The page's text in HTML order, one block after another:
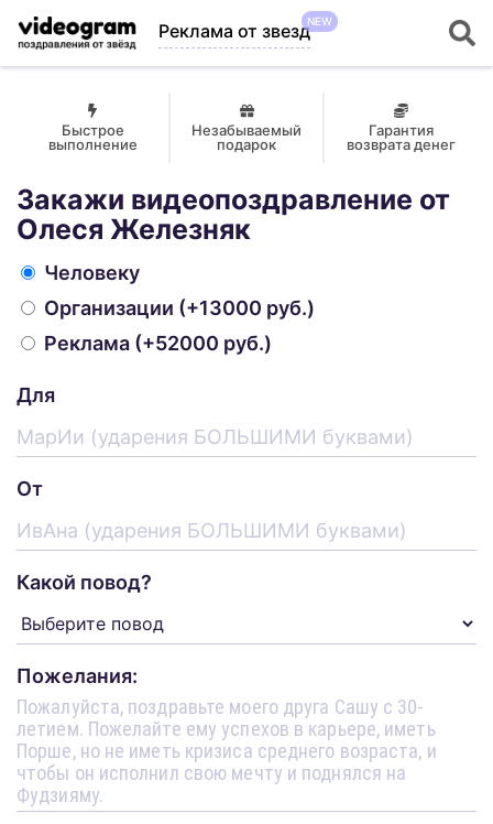
Реклама от звездNEW
Быстрое
выполнение
Незабываемый
подарок
Гарантия
возврата денег
Закажи видеопоздравление от
Олеся Железняк
Человеку
Организации (+13000 руб.)
Реклама (+52000 руб.)
Для
От
Какой повод?
Пожелания: